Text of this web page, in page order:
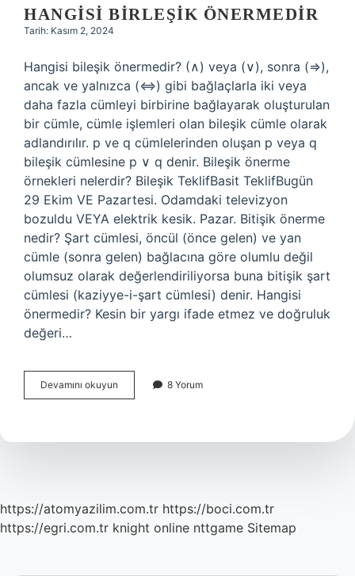
HANGISI BIRLEŞIK ÖNERMEDIR
Tarih: Kasım 2, 2024
Hangisi bileşik önermedir? (∧) veya (∨), sonra (⇒),
ancak ve yalnızca (⇔) gibi bağlaçlarla iki veya
daha fazla cümleyi birbirine bağlayarak oluşturulan
bir cümle, cümle işlemleri olan bileşik cümle olarak
adlandırılır. p ve q cümlelerinden oluşan p veya q
bileşik cümlesine p ∨ q denir. Bileşik önerme
örnekleri nelerdir? Bileşik TeklifBasit TeklifBugün
29 Ekim VE Pazartesi. Odamdaki televizyon
bozuldu VEYA elektrik kesik. Pazar. Bitişik önerme
nedir? Şart cümlesi, öncül (önce gelen) ve yan
cümle (sonra gelen) bağlacına göre olumlu değil
olumsuz olarak değerlendiriliyorsa buna bitişik şart
cümlesi (kaziyye-i-şart cümlesi) denir. Hangisi
önermedir? Kesin bir yargı ifade etmez ve doğruluk
değeri…
Devamını okuyun
Birleşik
8 Yorum
https://atomyazilim.com.tr https://boci.com.tr
https://egri.com.tr knight online nttgame Sitemap